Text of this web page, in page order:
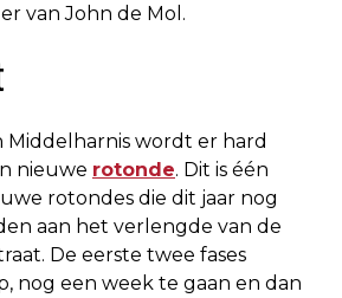
van John de Mol.
Middelharnis wordt er hard
nieuwe rotonde. Dit is één
rotondes die dit jaar nog
aan het verlengde van de
De eerste twee fases
nog een week te gaan en dan